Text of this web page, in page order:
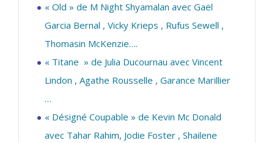
« Old » de M Night Shyamalan avec Gaël
Garcia Bernal , Vicky Krieps , Rufus Sewell ,
Thomasin McKenzie….
« Titane » de Julia Ducournau avec Vincent
Lindon , Agathe Rousselle , Garance Marillier
…
« Désigné Coupable » de Kevin Mc Donald
avec Tahar Rahim, Jodie Foster , Shailene